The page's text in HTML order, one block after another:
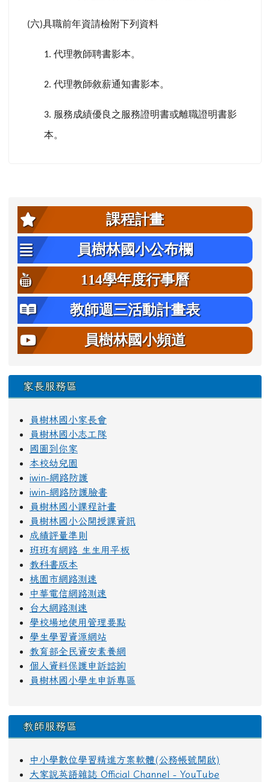
(六)具職前年資請檢附下列資料
1. 代理教師聘書影本。
2. 代理教師敘薪通知書影本。
3. 服務成績優良之服務證明書或離職證明書影
本。
左邊區域內容
課程計畫
員樹林國小公布欄
114學年度行事曆
教師週三活動計畫表
員樹林國小頻道
家長服務區
員樹林國小家長會
員樹林國小志工隊
國圖到你家
本校幼兒園
iwin-網路防護
iwin-網路防護臉書
員樹林國小課程計畫
員樹林國小公開授課資訊
成績評量準則
班班有網路 生生用平板
教科書版本
桃園市網路測速
中華電信網路測速
台大網路測速
學校場地使用管理要點
學生學習資源網站
教育部全民資安素養網
個人資料保護申訴諮詢
員樹林國小學生申訴專區
教師服務區
中小學數位學習精進方案軟體(公務帳號開啟)
大家說英語雜誌 Official Channel - YouTube